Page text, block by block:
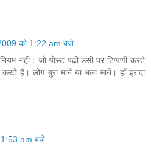
को 1:22 am बजे
नहीं। जो पोस्ट पढ़ी उसी पर टिप्पणी करते
हैं। लोग बुरा मानें या भला मानें। हाँ इरादा
am बजे